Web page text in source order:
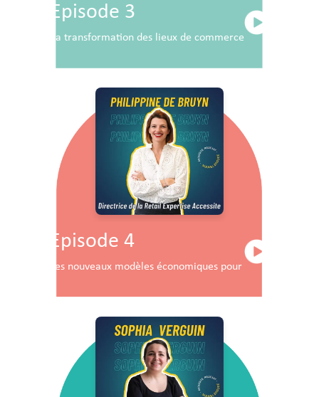
Episode 3
La transformation des lieux de commerce
Episode 4
Les nouveaux modèles économiques pour les centres